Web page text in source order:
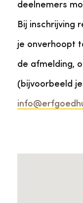
deelnemers
Bij inschrijving
je onverhoopt
de afmelding,
(bijvoorbeeld